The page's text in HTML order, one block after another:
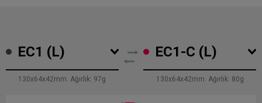
EC1 (L)
130x64x42mm. Ağırlık: 97g
EC1-C (L)
130x64x42mm. Ağırlık: 80g